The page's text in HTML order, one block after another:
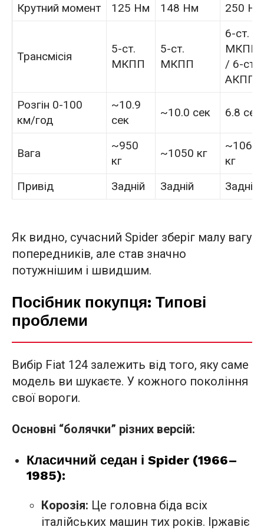
Крутний момент
125 Нм 148 Нм 250 Нм
Трансмісія
5-ст.
МКПП
5-ст.
МКПП
6-ст.
МКПП
/ 6-ст.
АКПП
Розгін 0-100
км/год
~10.9
сек
~10.0 сек 6.8 сек
Вага
~950
кг
~1050 кг
~1060
кг
Привід
Задній Задній Задній
Як видно, сучасний Spider зберіг малу вагу
попередників, але став значно
потужнішим і швидшим.
Посібник покупця: Типові
проблеми
Вибір Fiat 124 залежить від того, яку саме
модель ви шукаєте. У кожного покоління
свої вороги.
Основні “болячки” різних версій:
Класичний седан і Spider (1966–
1985):
Корозія: Це головна біда всіх
італійських машин тих років. Іржавіє